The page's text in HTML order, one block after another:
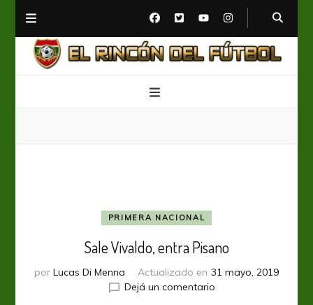
PRIMERA NACIONAL
Sale Vivaldo, entra Pisano
por Lucas Di Menna Actualizado en 31 mayo, 2019
Dejá un comentarioen